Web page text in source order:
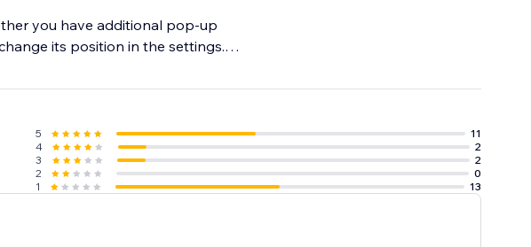
you have additional pop-up
its position in the settings.
5
11
4
2
3
2
2
0
1
13